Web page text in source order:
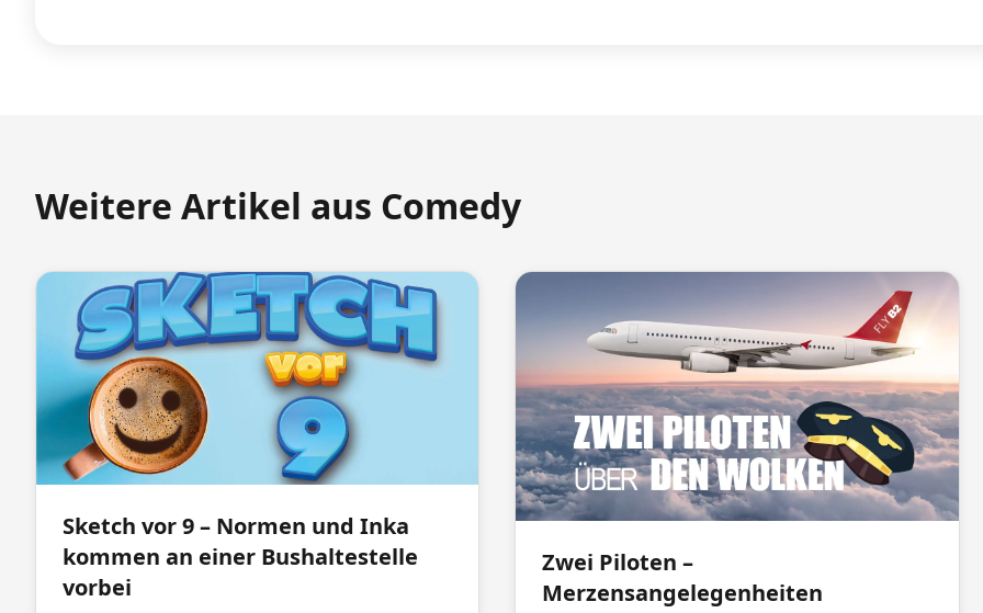
Weitere Artikel aus Comedy
Sketch vor 9 – Normen und Inka
kommen an einer Bushaltestelle
vorbei
Zwei Piloten –
Merzensangelegenheiten